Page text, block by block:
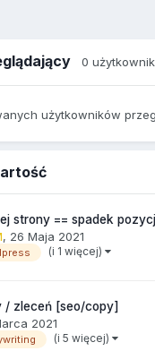
0
użytkowników
strony == spadek
, 26 Maja 2021
(i 1 więcej)
/ zleceń [seo/copy]
2021
(i 5 więcej)